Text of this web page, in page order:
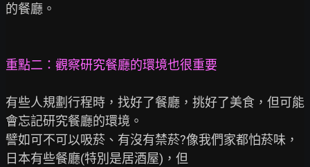
的餐廳。
重點二：觀察研究餐廳的環境也很重要
有些人規劃行程時，找好了餐廳，挑好了美食，但可能
會忘記研究餐廳的環境。
譬如可不可以吸菸、有沒有禁菸?像我們家都怕菸味，
日本有些餐廳(特別是居酒屋)，但